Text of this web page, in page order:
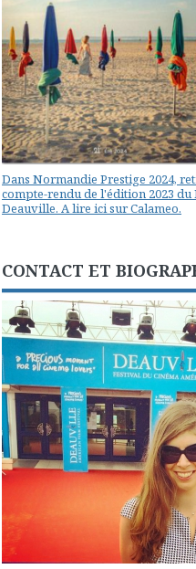
Dans Normandie Prestige 2024,
compte-rendu de l'édition 2023
Deauville. A lire ici sur Calameo.
CONTACT ET